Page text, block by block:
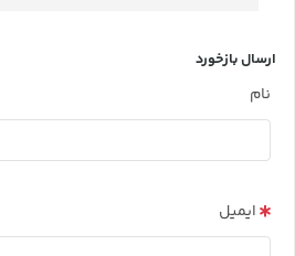
ارسال بازخورد
نام
ایمیل